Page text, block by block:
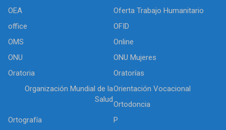
OEA
Oferta Trabajo Humanitario
office
OFID
OMS
Online
ONU
ONU Mujeres
Oratoria
Oratorías
Organización Mundial de la
Salud
Orientación Vocacional
Ortodoncia
Ortografía
P